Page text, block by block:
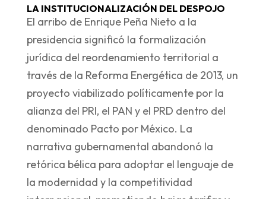
LA INSTITUCIONALIZACIÓN DEL DESPOJO
El arribo de Enrique Peña Nieto a la
presidencia significó la formalización
jurídica del reordenamiento territorial a
través de la Reforma Energética de 2013, un
proyecto viabilizado políticamente por la
alianza del PRI, el PAN y el PRD dentro del
denominado Pacto por México. La
narrativa gubernamental abandonó la
retórica bélica para adoptar el lenguaje de
la modernidad y la competitividad